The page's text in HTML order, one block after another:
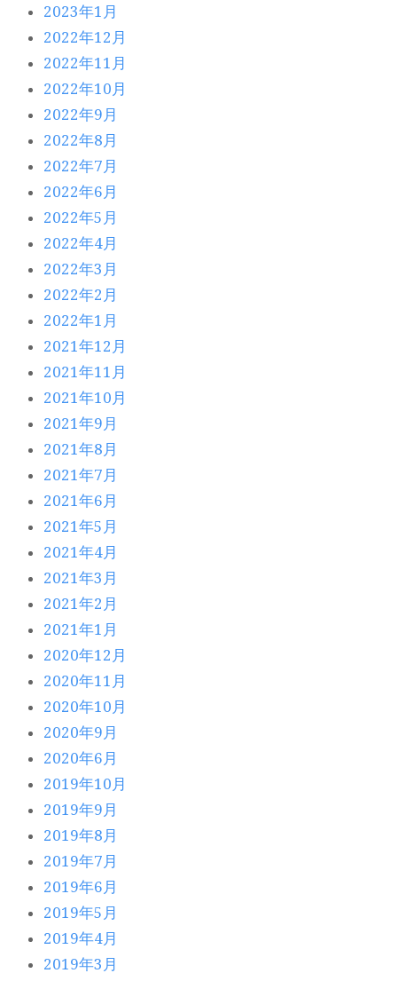
2023年1月
2022年12月
2022年11月
2022年10月
2022年9月
2022年8月
2022年7月
2022年6月
2022年5月
2022年4月
2022年3月
2022年2月
2022年1月
2021年12月
2021年11月
2021年10月
2021年9月
2021年8月
2021年7月
2021年6月
2021年5月
2021年4月
2021年3月
2021年2月
2021年1月
2020年12月
2020年11月
2020年10月
2020年9月
2020年6月
2019年10月
2019年9月
2019年8月
2019年7月
2019年6月
2019年5月
2019年4月
2019年3月